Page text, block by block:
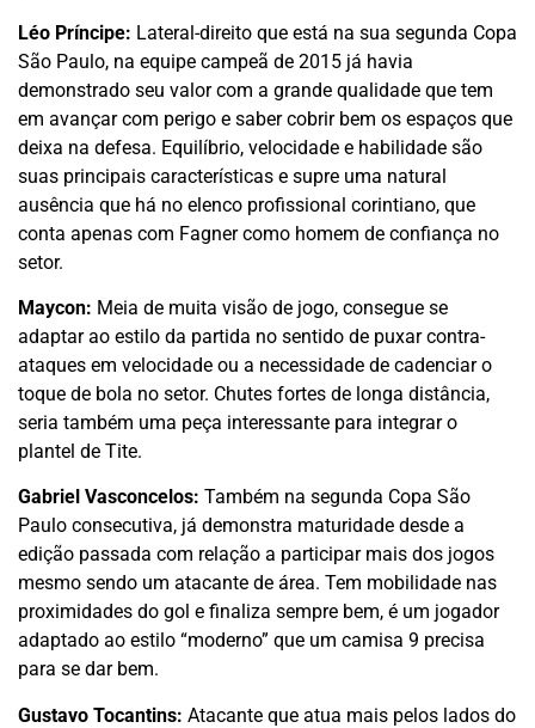
Léo Príncipe: Lateral-direito que está na sua segunda Copa
São Paulo, na equipe campeã de 2015 já havia
demonstrado seu valor com a grande qualidade que tem
em avançar com perigo e saber cobrir bem os espaços que
deixa na defesa. Equilíbrio, velocidade e habilidade são
suas principais características e supre uma natural
ausência que há no elenco profissional corintiano, que
conta apenas com Fagner como homem de confiança no
setor.
Maycon: Meia de muita visão de jogo, consegue se
adaptar ao estilo da partida no sentido de puxar contra-
ataques em velocidade ou a necessidade de cadenciar o
toque de bola no setor. Chutes fortes de longa distância,
seria também uma peça interessante para integrar o
plantel de Tite.
Gabriel Vasconcelos: Também na segunda Copa São
Paulo consecutiva, já demonstra maturidade desde a
edição passada com relação a participar mais dos jogos
mesmo sendo um atacante de área. Tem mobilidade nas
proximidades do gol e finaliza sempre bem, é um jogador
adaptado ao estilo “moderno” que um camisa 9 precisa
para se dar bem.
Gustavo Tocantins: Atacante que atua mais pelos lados do